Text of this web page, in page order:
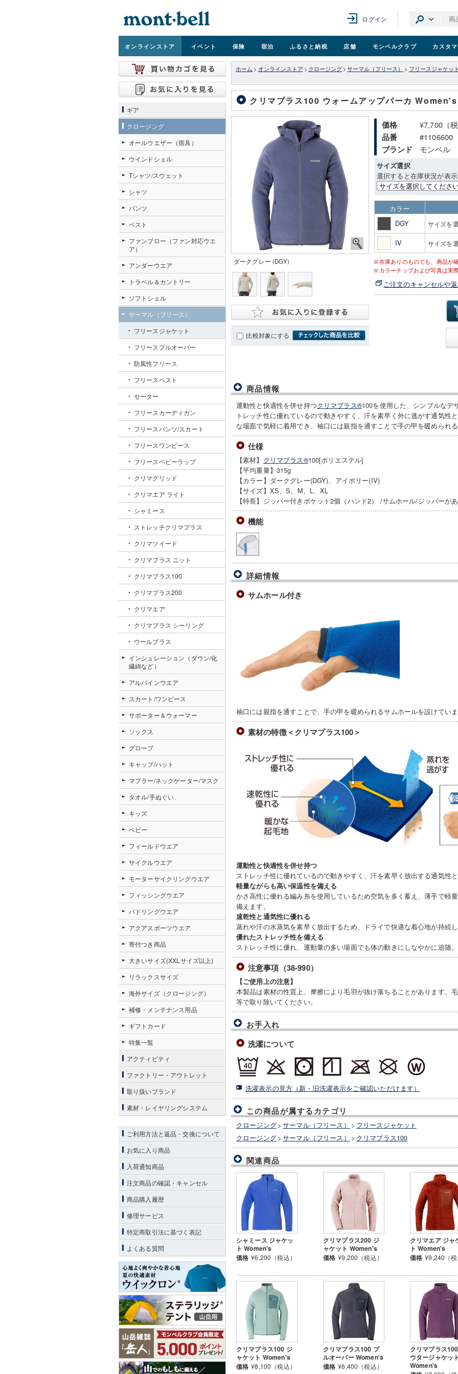
ログイン
オンラインストア イベント 保険 宿泊 ふるさと納税 店舗 モンベルクラブ カスタ
ホーム > オンラインストア > クロージング > サーマル（フリース） > フリースジャケット
クリマプラス100 ウォームアップパーカ Women's
ダークグレー (DGY)
比較対象にする
価格 ¥7,700（税
品番 #1106600
ブランド モンベル
サイズ選択
選択すると在庫状況が表示
カラー
DGY
サイズを
IV サイズを
在庫ありのものでも、商品が
カラーチップおよび写真は実
ご注文のキャンセルや
商品情報
運動性と快適性を併せ持つクリマプラス®100を使用した、シンプルなデ
トレッチ性に優れているので動きやすく、汗を素早く外に逃がす通気性
な場面で気軽に着用でき、袖口には親指を通すことで手の甲を暖められる
仕様
【素材】 クリマプラス®100[ポリエステル]
【平均重量】315g
【カラー】ダークグレー(DGY)、アイボリー(IV)
【サイズ】XS、S、M、L、XL
【特長】ジッパー付きポケット2個（ハンド2） /サムホール/ジッパーが
機能
詳細情報
サムホール付き
袖口には親指を通すことで、手の甲を暖められるサムホールを設けていま
素材の特徴＜クリマプラス100＞
運動性と快適性を併せ持つ
ストレッチ性に優れているので動きやすく、汗を素早く放出する通気性
軽量ながらも高い保温性を備える
かさ高性に優れる編み糸を使用しているため空気を多く蓄え、薄手で軽
備えます。
速乾性と通気性に優れる
蒸れや汗の水蒸気を素早く放出するため、ドライで快適な着心地が持続し
優れたストレッチ性を備える
ストレッチ性に優れ、運動量の多い場面でも体の動きにしなやかに追随。
注意事項（38-990）
【ご使用上の注意】
本製品は素材の性質上、摩擦により毛羽が抜け落ちることがあります。
等で取り除いてください。
お手入れ
洗濯について
洗濯表示の見方（新・旧洗濯表示をご確認いただけます）
この商品が属するカテゴリ
クロージング> サーマル（フリース） > フリースジャケット
クロージング> サーマル（フリース） > クリマプラス100
関連商品
シャミース ジャケッ
ト Women's
価格 ¥6,200（税込）
クリマプラス200 ジ
ャケット Women's
価格 ¥9,200（税込）
クリマエア ジャ
ト Women's
価格 ¥9,240（税
クリマプラス100 ジ
ャケット Women's
価格 ¥8,100（税込）
クリマプラス100 プ
ルオーバー Women's
価格 ¥6,400（税込）
クリマプラス
ウタージャケット
Women's
ギア
クロージング
オールウエザー（雨具）
ウインドシェル
Tシャツ/スウェット
シャツ
パンツ
ベスト
ファンブロー（ファン対応ウエ
ア）
アンダーウエア
トラベル＆カントリー
ソフトシェル
サーマル（フリース）
フリースジャケット
フリースプルオーバー
防風性フリース
フリースベスト
セーター
フリースカーディガン
フリースパンツ/スカート
フリースワンピース
フリースベビーラップ
クリマグリッド
クリマエア ライト
シャミース
ストレッチクリマプラス
クリマツイード
クリマプラス ニット
クリマプラス100
クリマプラス200
クリマエア
クリマプラス シーリング
ウールプラス
インシュレーション（ダウン/化
繊綿など）
アルパインウエア
スカート/ワンピース
サポーター＆ウォーマー
ソックス
グローブ
キャップ/ハット
マフラー/ネックゲーター/マスク
タオル/手ぬぐい
キッズ
ベビー
フィールドウエア
サイクルウエア
モーターサイクリングウエア
フィッシングウエア
パドリングウエア
アクアスポーツウエア
寄付つき商品
大きいサイズ(XXLサイズ以上)
リラックスサイズ
海外サイズ（クロージング）
補修・メンテナンス用品
ギフトカード
特集一覧
アクティビティ
ファクトリー・アウトレット
取り扱いブランド
素材・レイヤリングシステム
ご利用方法と返品・交換について
お気に入り商品
入荷通知商品
注文商品の確認・キャンセル
商品購入履歴
修理サービス
特定商取引法に基づく表記
よくある質問